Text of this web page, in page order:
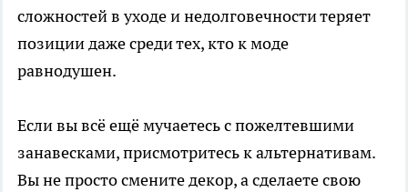
сложностей в уходе и недолговечности теряет
позиции даже среди тех, кто к моде
равнодушен.
Если вы всё ещё мучаетесь с пожелтевшими
занавесками, присмотритесь к альтернативам.
Вы не просто смените декор, а сделаете свою